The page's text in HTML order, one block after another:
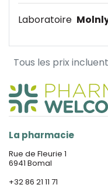
Laboratoire
Tous les prix
La pharmacie
Rue de Fleurie 1
6941 Bomal
+32 86 21 11 71